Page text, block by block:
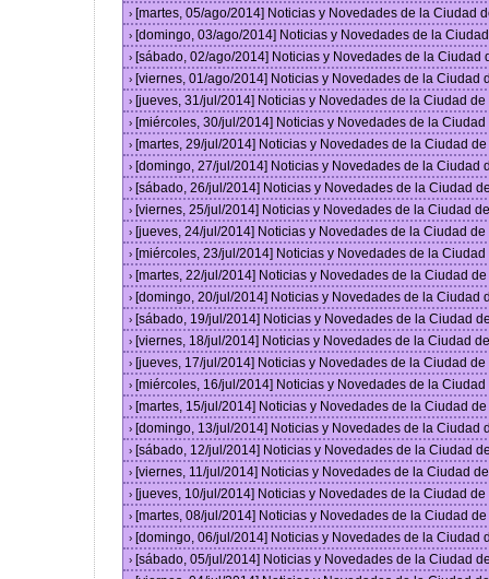
› [martes, 05/ago/2014] Noticias y Novedades de la Ciudad
› [domingo, 03/ago/2014] Noticias y Novedades de la
› [sábado, 02/ago/2014] Noticias y Novedades de la Ciudad
› [viernes, 01/ago/2014] Noticias y Novedades de la Ciudad
› [jueves, 31/jul/2014] Noticias y Novedades de la Ciudad
› [miércoles, 30/jul/2014] Noticias y Novedades de la
› [martes, 29/jul/2014] Noticias y Novedades de la Ciudad
› [domingo, 27/jul/2014] Noticias y Novedades de la Ciudad
› [sábado, 26/jul/2014] Noticias y Novedades de la Ciudad
› [viernes, 25/jul/2014] Noticias y Novedades de la Ciudad
› [jueves, 24/jul/2014] Noticias y Novedades de la Ciudad
› [miércoles, 23/jul/2014] Noticias y Novedades de la
› [martes, 22/jul/2014] Noticias y Novedades de la Ciudad
› [domingo, 20/jul/2014] Noticias y Novedades de la Ciudad
› [sábado, 19/jul/2014] Noticias y Novedades de la Ciudad
› [viernes, 18/jul/2014] Noticias y Novedades de la Ciudad
› [jueves, 17/jul/2014] Noticias y Novedades de la Ciudad
› [miércoles, 16/jul/2014] Noticias y Novedades de la
› [martes, 15/jul/2014] Noticias y Novedades de la Ciudad
› [domingo, 13/jul/2014] Noticias y Novedades de la Ciudad
› [sábado, 12/jul/2014] Noticias y Novedades de la Ciudad
› [viernes, 11/jul/2014] Noticias y Novedades de la Ciudad
› [jueves, 10/jul/2014] Noticias y Novedades de la Ciudad
› [martes, 08/jul/2014] Noticias y Novedades de la Ciudad
› [domingo, 06/jul/2014] Noticias y Novedades de la Ciudad
› [sábado, 05/jul/2014] Noticias y Novedades de la Ciudad